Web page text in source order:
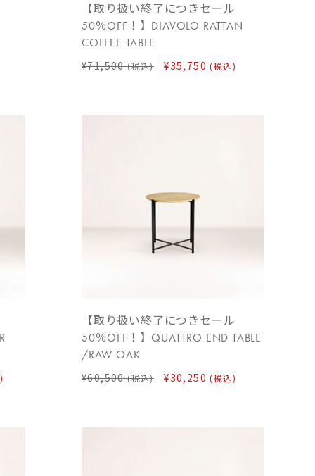
【取り扱い終了につきセール
50％OFF！】DIAVOLO RATTAN
COFFEE TABLE
¥71,500(税込) ¥35,750(税込)
【取り扱い終了につきセール
50％OFF！】QUATTRO END TABLE
/RAW OAK
¥60,500(税込) ¥30,250(税込)